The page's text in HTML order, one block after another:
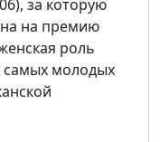
за которую
на премию
роль
самых молодых